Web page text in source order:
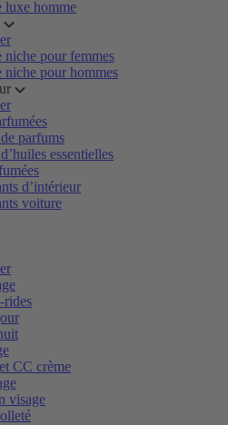
luxe homme
niche pour femmes
niche pour hommes
parfums
essentielles
d’intérieur
voiture
rides
CC crème
visage